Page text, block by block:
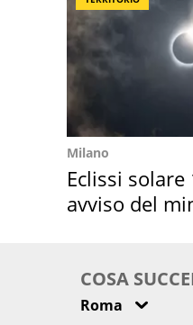
Milano
Eclissi
avviso del